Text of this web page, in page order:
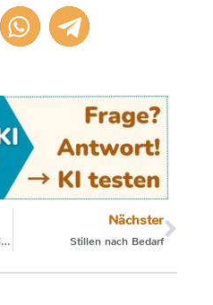
Ab wann spielt sich der Still-Rhythmus ein?
Nächster
Stillen nach Bedarf